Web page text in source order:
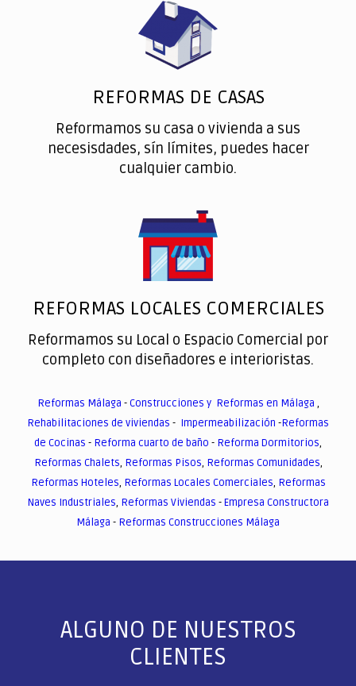
REFORMAS DE CASAS
Reformamos su casa o vivienda a sus
necesisdades, sín límites, puedes hacer
cualquier cambio.
REFORMAS LOCALES COMERCIALES
Reformamos su Local o Espacio Comercial por
completo con diseñadores e interioristas.
Reformas Málaga -Construcciones y Reformas en Málaga ,
Rehabilitaciones de viviendas - Impermeabilización -Reformas
de Cocinas - Reforma cuarto de baño - Reforma Dormitorios,
Reformas Chalets, Reformas Pisos, Reformas Comunidades,
Reformas Hoteles, Reformas Locales Comerciales, Reformas
Naves Industriales, Reformas Viviendas -Empresa Constructora
Málaga - Reformas Construcciones Málaga
ALGUNO DE NUESTROS
CLIENTES